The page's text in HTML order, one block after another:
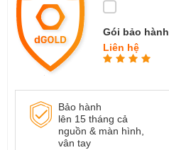
Gói bảo hành
Liên hệ
Bảo hành
lên 15 tháng cả
nguồn & màn hình,
vân tay